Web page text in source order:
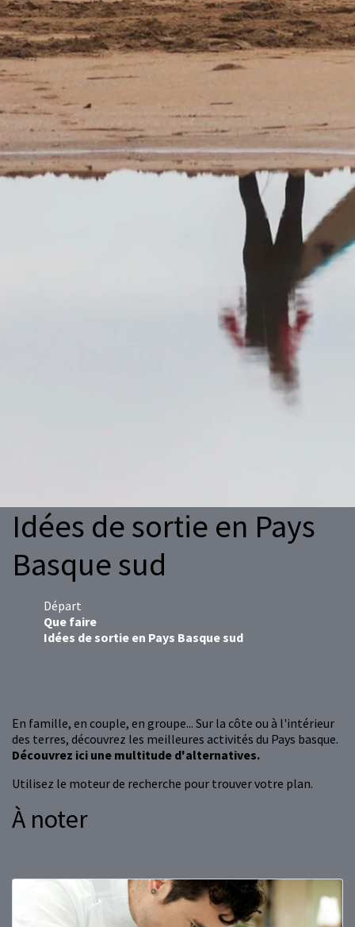
Idées de sortie en Pays
Basque sud
Départ
Que faire
Idées de sortie en Pays Basque sud
En famille, en couple, en groupe... Sur la côte ou à l'intérieur
des terres, découvrez les meilleures activités du Pays basque.
Découvrez ici une multitude d'alternatives.
Utilisez le moteur de recherche pour trouver votre plan.
À noter